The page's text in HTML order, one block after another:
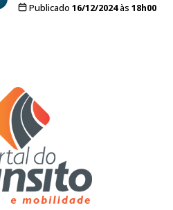
Publicado 16/12/2024às 18h00